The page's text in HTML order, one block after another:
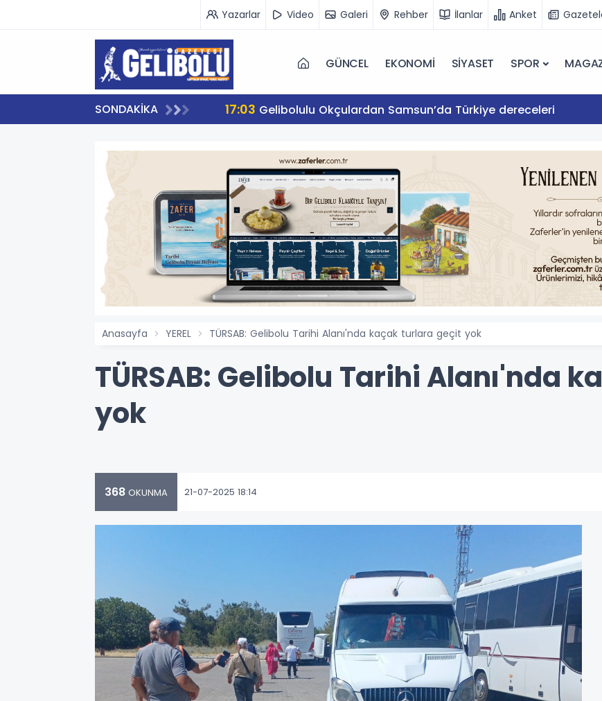
Yazarlar Video Galeri Rehber İlanlar Anket
GÜNCEL EKONOMİ SİYASET SPOR
SONDAKİKA 17:03 Gelibolulu Okçulardan Samsun’da Türkiye dereceleri
Anasayfa YEREL TÜRSAB: Gelibolu Tarihi Alanı'nda kaçak turlara geçit yok
TÜRSAB: Gelibolu Tarihi Alanı'nda
yok
368 OKUNMA 21-07-2025 18:14